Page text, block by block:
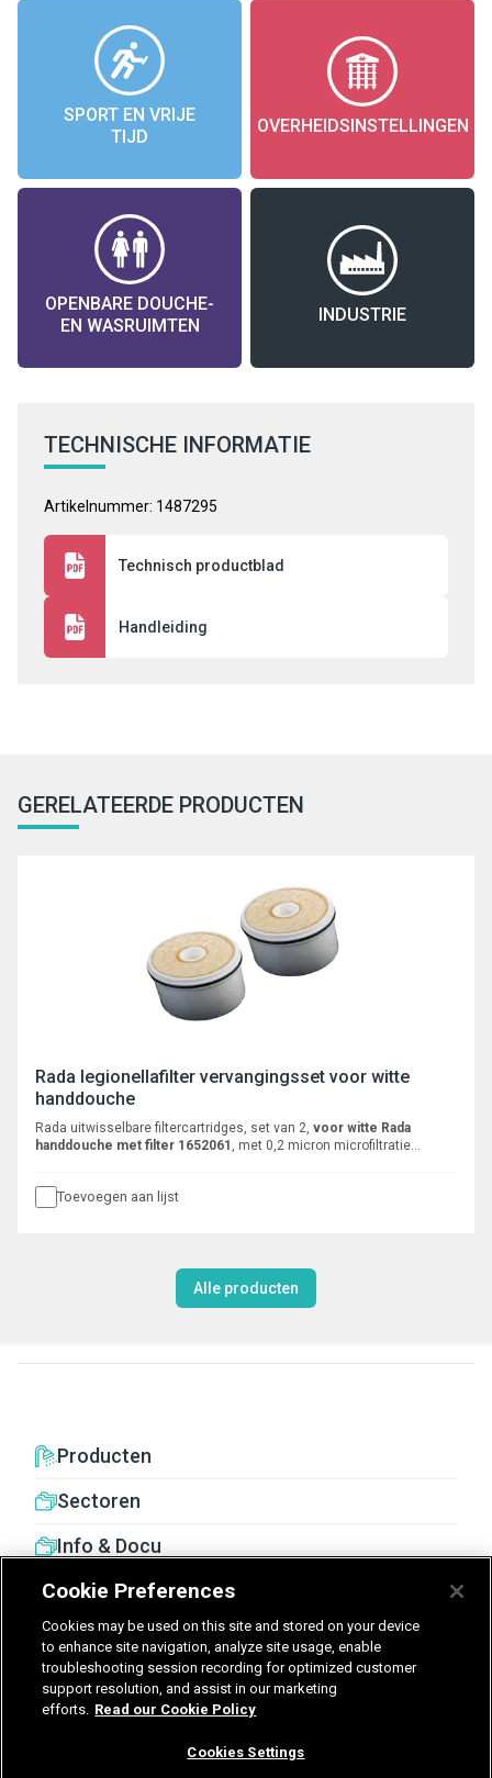
SPORT EN VRIJE
TIJD
OVERHEIDSINSTELLINGEN
OPENBARE DOUCHE-
EN WASRUIMTEN
INDUSTRIE
TECHNISCHE INFORMATIE
Artikelnummer: 1487295
Technisch productblad
Handleiding
GERELATEERDE PRODUCTEN
Rada legionellafilter vervangingsset voor witte
handdouche
Rada uitwisselbare filtercartridges, set van 2, voor witte Rada
handdouche met filter 1652061 , met 0,2 micron microfiltratie
reductie van legionella. Te gebruiken bij temperaturen van 0 - 60 °C.
Toevoegen aan lijst
Alle producten
Producten
Sectoren
Info & Docu
United Kingdom Germany Nederland
België - Nederlands
Cookie Preferences
Cookies may be used on this site and stored on your device
to enhance site navigation, analyze site usage, enable
troubleshooting session recording for optimized customer
support resolution, and assist in our marketing
efforts. Read our Cookie Policy
Cookies Settings